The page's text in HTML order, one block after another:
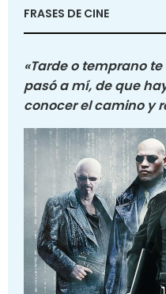
FRASES DE CINE
«Tarde o temprano
pasó a mí, de que
conocer el camino y